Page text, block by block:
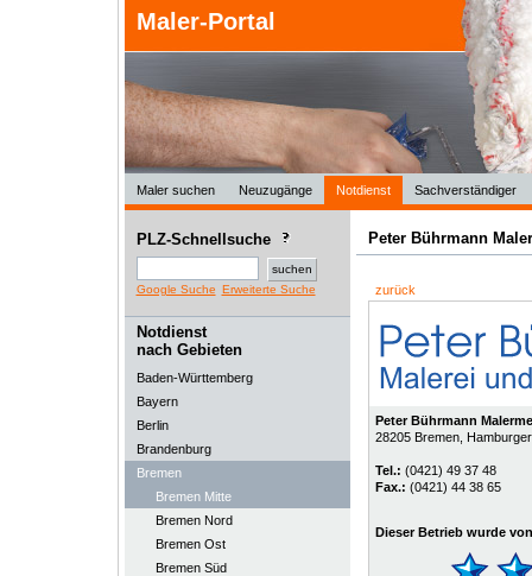
Maler-Portal
Maler suchen Neuzugänge Notdienst Sachverständiger
PLZ-Schnellsuche
Google Suche Erweiterte Suche
Notdienst
nach Gebieten
Baden-Württemberg
Bayern
Berlin
Brandenburg
Bremen
Bremen Mitte
Bremen Nord
Bremen Ost
Bremen Süd
Peter Bührmann
zurück
Peter Bührmann
28205 Bremen,
Tel.: (0421) 49 37 48
Fax.: (0421) 44 38 65
Dieser Betrieb wurde